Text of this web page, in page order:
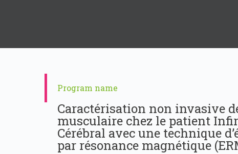
Program name
Caractérisation non invasive
musculaire chez le patient
Cérébral avec une technique
par résonance magnétique